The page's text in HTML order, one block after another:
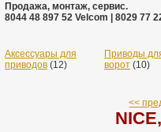
Продажа, монтаж, сервис.
8044 48 897 52 Velcom | 8029 77
Аксессуары для
приводов (12)
Приводы
ворот (10)
<<